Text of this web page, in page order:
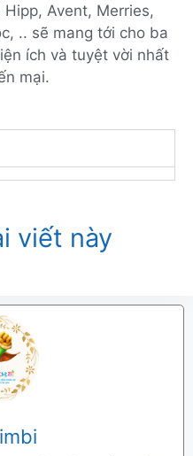
Avent, Merries,
.. sẽ mang tới cho ba
ích và tuyệt vời nhất
mại.
viết này